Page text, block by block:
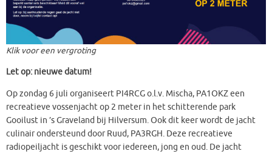
Klik voor een vergroting
Let op: nieuwe datum!
Op zondag 6 juli organiseert PI4RCG o.l.v. Mischa, PA1OKZ een
recreatieve vossenjacht op 2 meter in het schitterende park
Gooilust in ’s Graveland bij Hilversum. Ook dit keer wordt de jacht
culinair ondersteund door Ruud, PA3RGH. Deze recreatieve
radiopeiljacht is geschikt voor iedereen, jong en oud. De jacht